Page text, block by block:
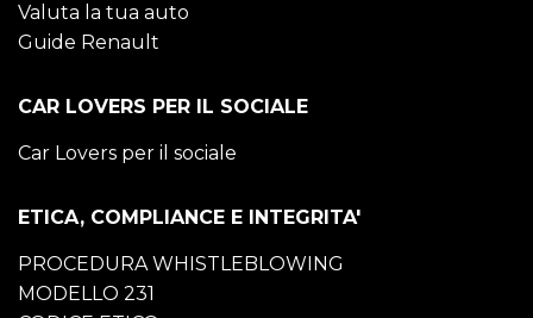
Valuta la tua auto
Guide Renault
CAR LOVERS PER IL SOCIALE
Car Lovers per il sociale
ETICA, COMPLIANCE E INTEGRITA'
PROCEDURA WHISTLEBLOWING
MODELLO 231